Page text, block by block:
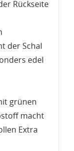
Rückseite
der Schal
edel
grünen
macht
Extra